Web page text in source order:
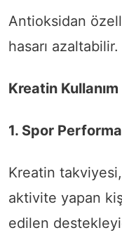
Antioksidan
hasarı azaltabilir.
Kreatin Kullanım
1. Spor
Kreatin
aktivite yapan
edilen